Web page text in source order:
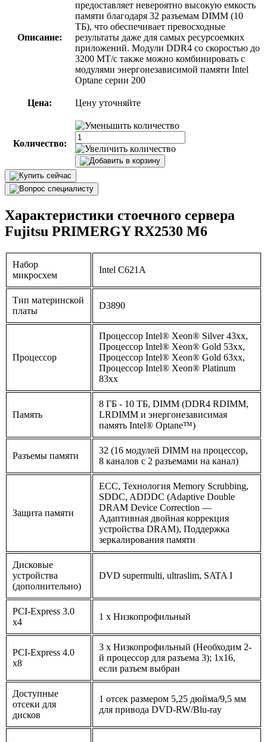
Описание:
предоставляет невероятно высокую емкость
памяти благодаря 32 разъемам DIMM (10
ТБ), что обеспечивает превосходные
результаты даже для самых ресурсоемких
приложений. Модули DDR4 со скоростью до
3200 МТ/с также можно комбинировать с
модулями энергонезависимой памяти Intel
Optane серии 200
Цена: Цену уточняйте
Количество:
Характеристики стоечного сервера
Fujitsu PRIMERGY RX2530 M6
Набор
микросхем
Intel C621A
Тип материнской
платы
D3890
Процессор
Процессор Intel® Xeon® Silver 43xx,
Процессор Intel® Xeon® Gold 53xx,
Процессор Intel® Xeon® Gold 63xx,
Процессор Intel® Xeon® Platinum
83xx
Память
8 ГБ - 10 ТБ, DIMM (DDR4 RDIMM,
LRDIMM и энергонезависимая
память Intel® Optane™)
Разъемы памяти
32 (16 модулей DIMM на процессор,
8 каналов с 2 разъемами на канал)
Защита памяти
ECC, Технология Memory Scrubbing,
SDDC, ADDDC (Adaptive Double
DRAM Device Correction —
Адаптивная двойная коррекция
устройства DRAM), Поддержка
зеркалирования памяти
Дисковые
устройства
(дополнительно)
DVD supermulti, ultraslim, SATA I
PCI-Express 3.0
x4
1 x Низкопрофильный
PCI-Express 4.0
x8
3 x Низкопрофильный (Необходим 2-
й процессор для разъема 3); 1х16,
если разъем выбран
Доступные
отсеки для
дисков
1 отсек размером 5,25 дюйма/9,5 мм
для привода DVD-RW/Blu-ray